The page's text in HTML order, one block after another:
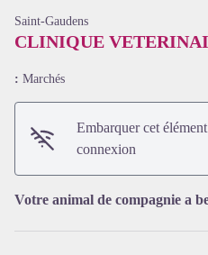
Saint-Gaudens
CLINIQUE
: Marchés
Embarquer cet
connexion
Votre animal de compagnie a